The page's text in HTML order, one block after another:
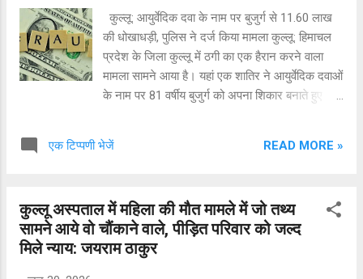
की। गिरफ्तार किए गए आरोपियों की पहचान: पुलिस द्वारा
गिरफ्तार किए गए आरोपियों की पहचान इस प्रकार हुई है:
कुलदीप (38 वर्ष), पुत्र स्वर्गीय श्री केहर सिंह, निवासी
मकान नंबर 198, वार्ड नंबर 9, लंकाबेकर, डाकघर ढालपुर,
तहसील व जिला कुल्लू। यशवंत सिंह (35 वर्...
कुल्लू: आयुर्वेदिक दवा के नाम पर बुजुर्ग से 11.60 लाख
की धोखाधड़ी, पुलिस ने दर्ज किया मामला कुल्लू: हिमाचल
प्रदेश के जिला कुल्लू में ठगी का एक हैरान करने वाला
मामला सामने आया है। यहां एक शातिर ने आयुर्वेदिक दवाओं
के नाम पर 81 वर्षीय बुजुर्ग को अपना शिकार बनाते हुए
है। क्या है पूरा मामला? पुलिस से प्राप्त जानकारी के
कुल्लू बस स्टैंड (न्यू पार्किंग, सरवरी) के पास एक व्यक्ति से
हुई। आरोपी ने अपना नाम राजेन्द्र कुमार (निवासी
गुरदासपुर, पंजाब) बताया और खुद को आयुर्वेदिक दवाओं का
एक टिप्पणी भेजें READ MORE »
कुल्लू अस्पताल में महिला की मौत मामले में जो तथ्य
सामने आये वो चौंकाने वाले, पीड़ित परिवार को जल्द
मिले न्याय: जयराम ठाकुर